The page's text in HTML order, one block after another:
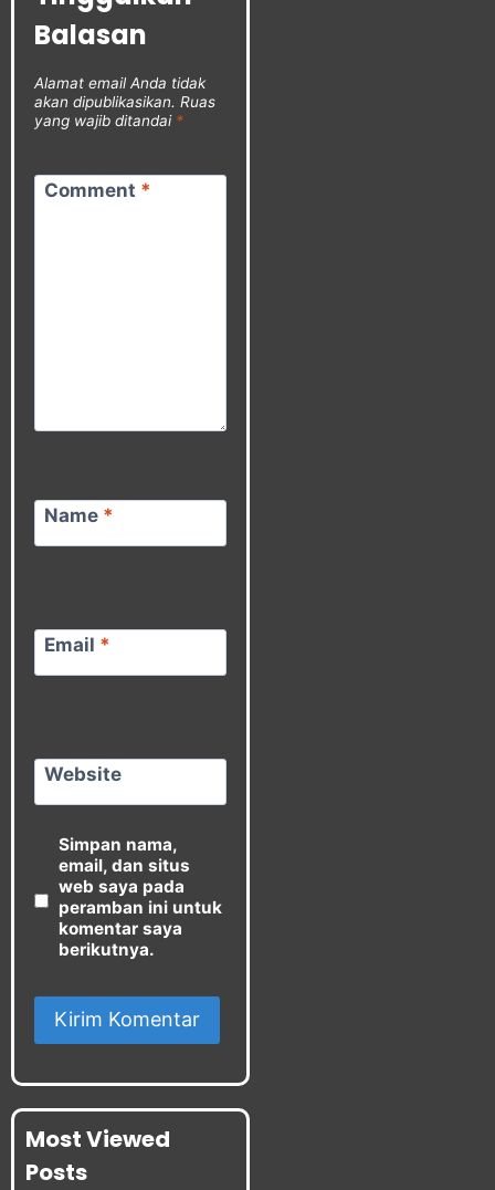
Balasan
Alamat email Anda tidak
akan dipublikasikan. Ruas
yang wajib ditandai *
Comment *
Name *
Email *
Website
Simpan nama,
email, dan situs
web saya pada
peramban ini untuk
komentar saya
berikutnya.
Most Viewed
Posts